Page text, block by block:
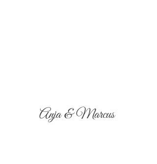
Anja & Marcus